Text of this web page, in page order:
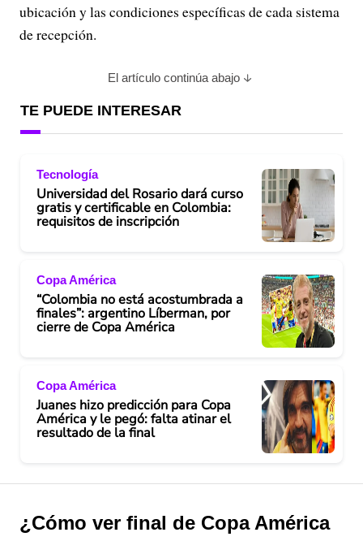
ubicación y las condiciones específicas de cada sistema
de recepción.
El artículo continúa abajo
TE PUEDE INTERESAR
Tecnología
Universidad del Rosario dará curso
gratis y certificable en Colombia:
requisitos de inscripción
Copa América
“Colombia no está acostumbrada a
finales”: argentino Líberman, por
cierre de Copa América
Copa América
Juanes hizo predicción para Copa
América y le pegó: falta atinar el
resultado de la final
¿Cómo ver final de Copa América